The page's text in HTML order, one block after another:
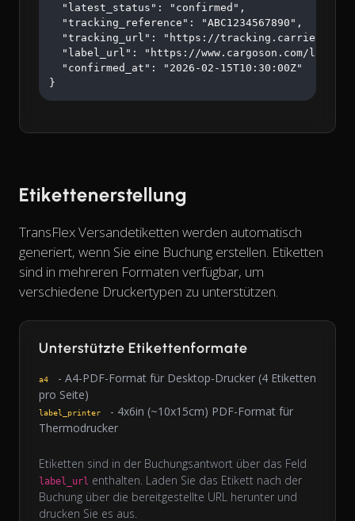
  "latest_status": "confirmed",
  "tracking_reference": "ABC1234567890",
"tracking_url": "https://
"label_url": "https://www.cargoson.com/
  "confirmed_at": "2026-02-15T10:30:00Z"
}
Etikettenerstellung
TransFlex Versandetiketten werden automatisch
generiert, wenn Sie eine Buchung erstellen. Etiketten
sind in mehreren Formaten verfügbar, um
verschiedene Druckertypen zu unterstützen.
Unterstützte Etikettenformate
a4
- A4-PDF-Format für Desktop-Drucker (4 Etiketten
pro Seite)
label_printer
- 4x6in (~10x15cm) PDF-Format für
Thermodrucker
Etiketten sind in der Buchungsantwort über das Feld
label_url enthalten. Laden Sie das Etikett nach der
Buchung über die bereitgestellte URL herunter und
drucken Sie es aus.